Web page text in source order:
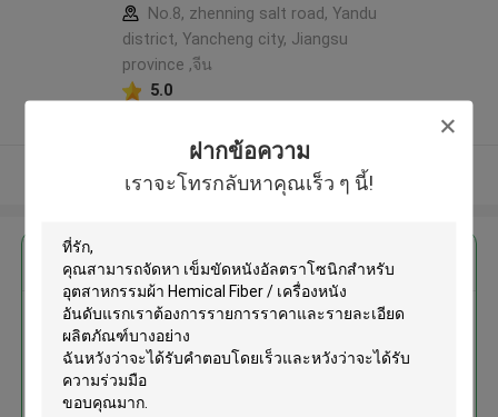
ฝากข้อความ
เราจะโทรกลับหาคุณเร็ว ๆ นี้!
No.8, zhenning salt road, Yandu
district, Yancheng city, Jiangsu
province ,จีน
5.0
ดูเพิ่มเติม
এর সেরা মূল্য পান
เข็มขัดหนังอัลตราโซนิกสำหรับ
อุตสาหกรรมผ้า Hemical Fiber /